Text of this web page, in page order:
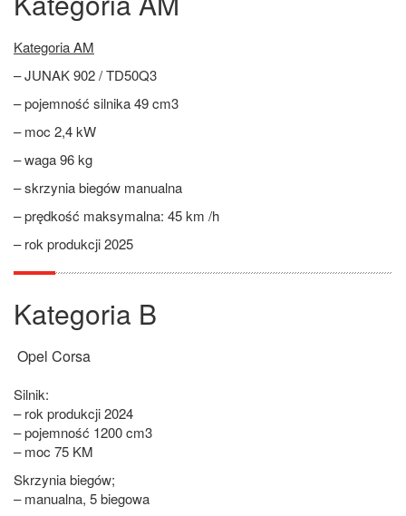
Kategoria AM
– JUNAK 902 / TD50Q3
– pojemność silnika 49 cm3
– moc 2,4 kW
– waga 96 kg
– skrzynia biegów manualna
– prędkość maksymalna: 45 km /h
– rok produkcji 2025
Kategoria B
Opel Corsa
Silnik:
– rok produkcji 2024
– pojemność 1200 cm3
– moc 75 KM
Skrzynia biegów;
– manualna, 5 biegowa